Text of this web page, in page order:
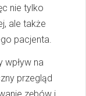
nie tylko
ale także
pacjenta.
wpływ na
przegląd